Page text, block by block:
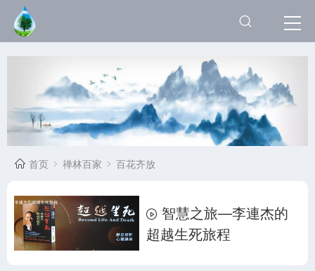
首页 禅林百家 百花齐放
智慧之旅—李連杰的
超越生死旅程